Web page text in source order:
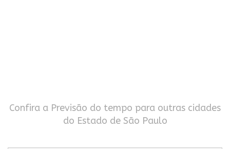
Confira a Previsão do tempo para outras cidades
do Estado de São Paulo